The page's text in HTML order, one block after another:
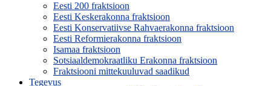
Eesti 200 fraktsioon
Eesti Keskerakonna fraktsioon
Eesti Konservatiivse Rahvaerakonna fraktsioon
Eesti Reformierakonna fraktsioon
Isamaa fraktsioon
Sotsiaaldemokraatliku Erakonna fraktsioon
Fraktsiooni mittekuuluvad saadikud
Tegevus